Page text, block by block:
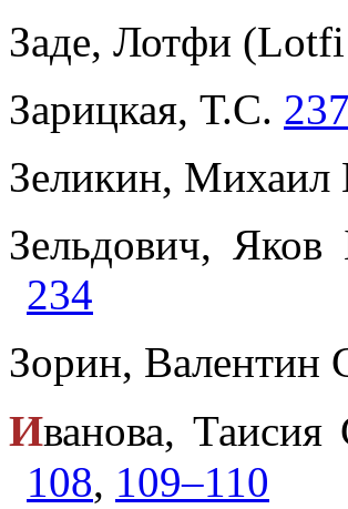
Заде, Лотфи
Зарицкая, Т.С. 237
Зеликин,
Зельдович,
234
Зорин, Валентин
Иванова,
108, 109–110